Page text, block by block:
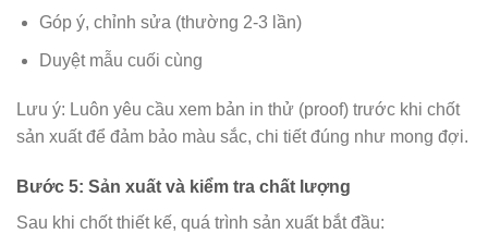
Góp ý, chỉnh sửa (thường 2-3 lần)
Duyệt mẫu cuối cùng
Lưu ý: Luôn yêu cầu xem bản in thử (proof) trước khi chốt
sản xuất để đảm bảo màu sắc, chi tiết đúng như mong đợi.
Bước 5: Sản xuất và kiểm tra chất lượng
Sau khi chốt thiết kế, quá trình sản xuất bắt đầu: